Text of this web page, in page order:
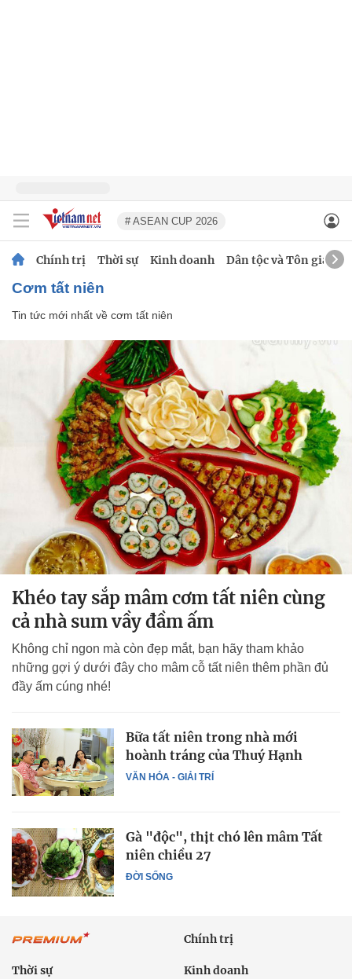
# ASEAN CUP 2026
Chính trị Thời sự Kinh doanh Dân tộc và Tôn giáo
cơm tất niên
Tin tức mới nhất về cơm tất niên
Khéo tay sắp mâm cơm tất niên cùng
cả nhà sum vầy đầm ấm
Không chỉ ngon mà còn đẹp mắt, bạn hãy tham khảo
những gợi ý dưới đây cho mâm cỗ tất niên thêm phần đủ
đầy ấm cúng nhé!
VĂN HÓA - GIẢI TRÍ
Bữa tất niên trong nhà mới
hoành tráng của Thuý Hạnh
ĐỜI SỐNG
Gà "độc", thịt chó lên mâm Tất
niên chiều 27
Chính trị
Thời sự Kinh doanh